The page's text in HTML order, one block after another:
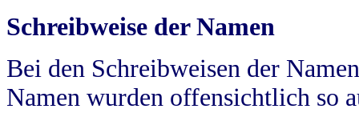
Schreibweise der Namen
Bei den Schreibweisen der
Namen wurden offensichtlich so